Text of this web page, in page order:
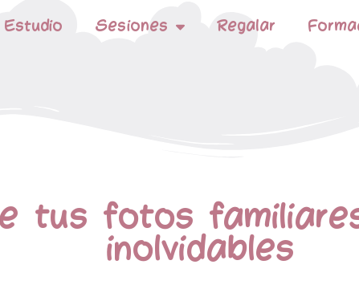
Estudio Sesiones Regalar
tus fotos
inolvidables